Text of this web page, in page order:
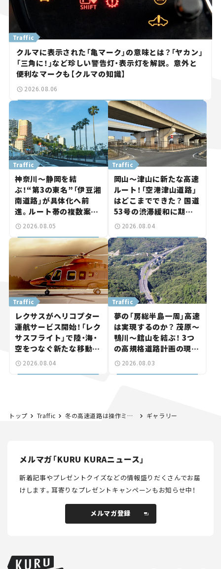
クルマに表示された「亀マーク」の意味とは？「ヤカン」
「三角に！」など珍しい警告灯・表示灯を解説。 意外と
便利なマークも【クルマの知識】
Traffic
2026.08.06
神奈川～静岡を結
ぶ！“第3の東名”「伊豆湘
南道路」が具体化へ前
進。ルート帯の複数案検
討へ。熱海まで信号ゼロ
道路計画】
Traffic
2026.08.05
岡山～津山に新たな高速
ルート！「空港津山道路」
はどこまでできた？ 国道
53号の渋滞緩和に期待。
岡山市側でも動きが【い
Traffic
2026.08.04
レクサスがヘリコプター
運航サービス開始！「レク
サスフライト」で陸・海・
空をつなぐ新たな移動体
験とは
Traffic
2026.08.04
夢の「房総半島一周」高速
は実現するのか？ 茂原～
鴨川～館山を結ぶ！ 3つ
の高規格道路計画の現
状。「館山鴨川道路」で検
Traffic
2026.08.03
トップ Traffic 冬の高速道路は操作ミスによる事故が4倍に。早めの冬装備と慎重な運転を！ ギャラリー
メルマガ「KURU KURAニュース」
新着記事やプレゼントクイズなどの情報盛りだくさんでお届
けします。耳寄りなプレゼントキャンペーンもお知らせ中！
メルマガ登録